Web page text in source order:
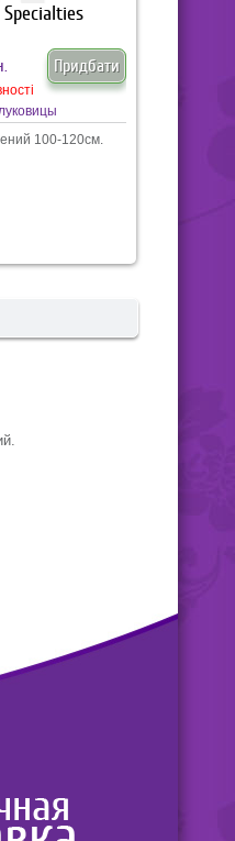
Specialties
Придбати
100-120см.